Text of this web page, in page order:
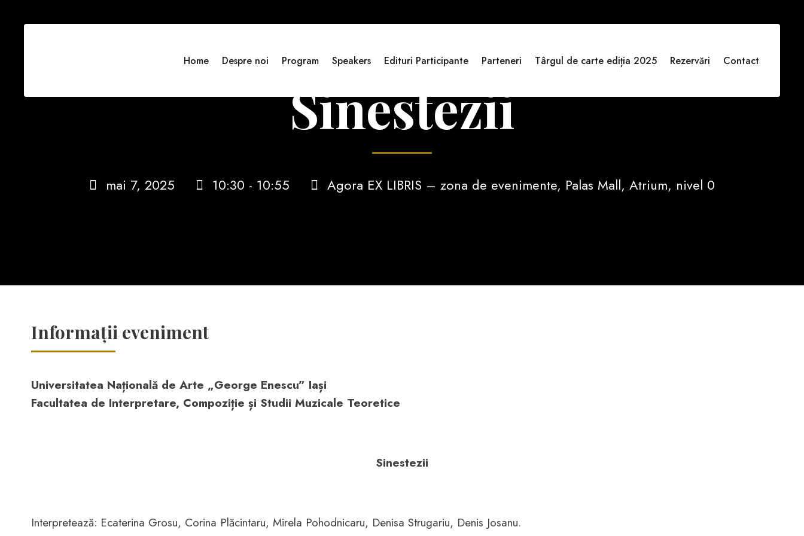
Home Despre noi Program Speakers Edituri Participante Parteneri Târgul de carte ediția 2025 Rezervări Contact
Sinestezii
mai 7, 2025 10:30 - 10:55 Agora EX LIBRIS – zona de evenimente, Palas Mall, Atrium, nivel 0
Informații eveniment
Universitatea Națională de Arte „George Enescu” Iași
Facultatea de Interpretare, Compoziție și Studii Muzicale Teoretice
Sinestezii
Interpretează: Ecaterina Grosu, Corina Plăcintaru, Mirela Pohodnicaru, Denisa Strugariu, Denis Josanu.